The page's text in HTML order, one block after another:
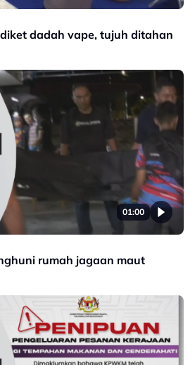
dadah vape, tujuh ditahan
01:00
rumah jagaan maut